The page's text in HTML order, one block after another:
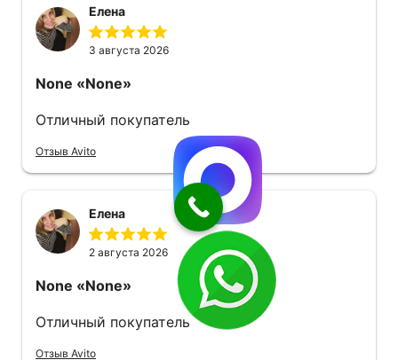
Елена
3 августа 2026
None «None»
Отличный покупатель
Отзыв Avito
Елена
2 августа 2026
None «None»
Отличный покупатель
Отзыв Avito